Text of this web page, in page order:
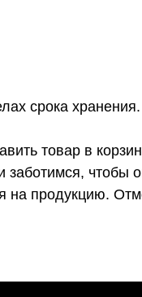
срока хранения.
товар в
чтобы
на продукцию.